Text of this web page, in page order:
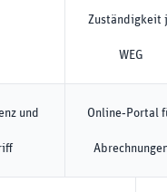
Zuständigkeit
WEG
und Online‑Portal